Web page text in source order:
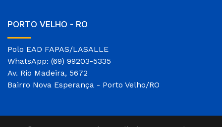
PORTO VELHO - RO
Polo EAD FAPAS/LASALLE
WhatsApp: (69) 99203-5335
Av. Rio Madeira, 5672
Bairro Nova Esperança - Porto Velho/RO